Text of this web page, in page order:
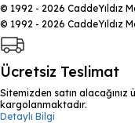
© 1992 - 2026 CaddeYıldız
© 1992 - 2026 CaddeYıldız
Ücretsiz Teslimat
Sitemizden satın alacağınız
kargolanmaktadır.
Detaylı Bilgi